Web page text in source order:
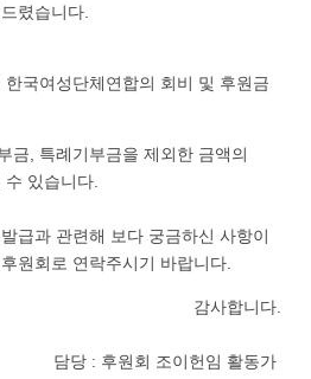
렸습니다.
국여성단체연합의 회비 및 후원금
금, 특례기부금을 제외한 금액의
수 있습니다.
급과 관련해 보다 궁금하신 사항이
원회로 연락주시기 바랍니다.
감사합니다.
담당 : 후원회 조이헌임 활동가